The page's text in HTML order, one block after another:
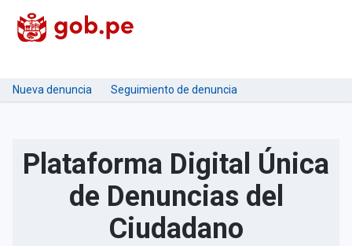
Nueva denuncia Seguimiento de denuncia
Plataforma Digital Única
de Denuncias del
Ciudadano